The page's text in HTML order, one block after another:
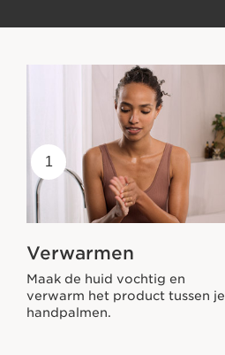
1
Verwarmen
Maak de huid vochtig en
verwarm het product tussen je
handpalmen.